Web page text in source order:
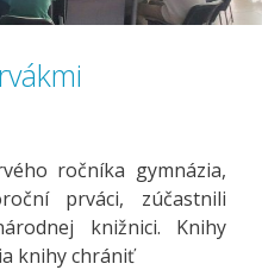
ročníka gymnázia,
prváci, zúčastnili
knižnici. Knihy
knihy chrániť